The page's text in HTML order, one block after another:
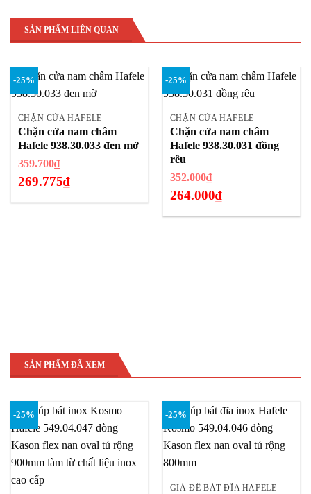
SẢN PHẨM LIÊN QUAN
-25%
CHẶN CỬA HAFELE
Chặn cửa nam châm
Hafele 938.30.033 đen mờ
359.700₫
gốc
269.775₫
-25%
CHẶN CỬA HAFELE
Chặn cửa nam châm
Hafele 938.30.031 đồng
rêu
352.000₫
gốc
264.000₫
SẢN PHẨM ĐÃ XEM
-25% -25%
GIÁ ĐỂ BÁT ĐĨA HAFELE